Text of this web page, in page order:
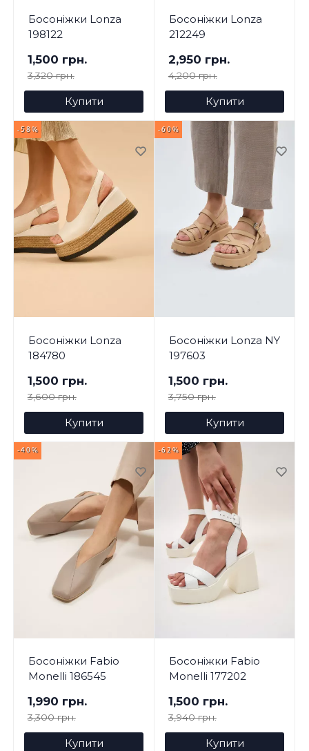
Босоніжки Lonza
198122
1,500 грн.
3,320 грн.
Купити
Босоніжки Lonza
212249
2,950 грн.
4,200 грн.
Купити
-58%
Босоніжки Lonza
184780
1,500 грн.
3,600 грн.
Купити
-60%
Босоніжки Lonza NY
197603
1,500 грн.
3,750 грн.
Купити
-40%
Босоніжки Fabio
Monelli 186545
1,990 грн.
3,300 грн.
Купити
-62%
Босоніжки Fabio
Monelli 177202
1,500 грн.
3,940 грн.
Купити